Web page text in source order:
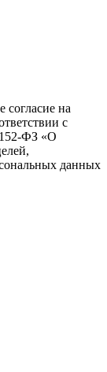
на
с
ФЗ «О
данных